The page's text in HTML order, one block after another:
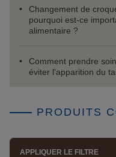
Changement de
pourquoi est-ce
alimentaire ?
Comment prendre
éviter l'apparition du
PRODUITS
APPLIQUER LE FILTRE